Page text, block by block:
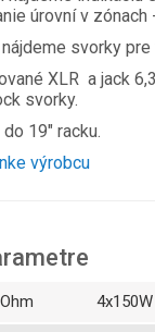
úrovní v
svorky
XLR a jack
svorky.
19" racku.
výrobcu
4x150W